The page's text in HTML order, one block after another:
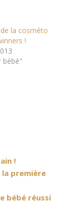
la cosméto
!
bébé"
!
la première
bébé réussi